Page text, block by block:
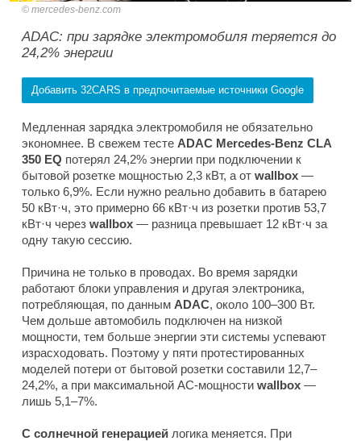
mercedes-benz.com
ADAC: при зарядке электромобиля теряется до
24,2% энергии
Добавить 32CARS в предпочитаемые источники Google
Медленная зарядка электромобиля не обязательно
экономнее. В свежем тесте ADAC Mercedes-Benz CLA
350 EQ потерял 24,2% энергии при подключении к
бытовой розетке мощностью 2,3 кВт, а от wallbox —
только 6,9%. Если нужно реально добавить в батарею
50 кВт·ч, это примерно 66 кВт·ч из розетки против 53,7
кВт·ч через wallbox — разница превышает 12 кВт·ч за
одну такую сессию.
Причина не только в проводах. Во время зарядки
работают блоки управления и другая электроника,
потребляющая, по данным ADAC, около 100–300 Вт.
Чем дольше автомобиль подключен на низкой
мощности, тем больше энергии эти системы успевают
израсходовать. Поэтому у пяти протестированных
моделей потери от бытовой розетки составили 12,7–
24,2%, а при максимальной AC-мощности wallbox —
лишь 5,1–7%.
С солнечной генерацией логика меняется. При